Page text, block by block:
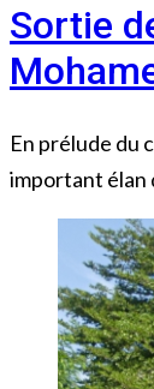
Sortie
En prélude du
important élan